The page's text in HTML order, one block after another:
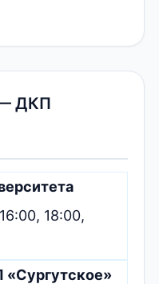
— ДКП
18:00,
«Сургутское»